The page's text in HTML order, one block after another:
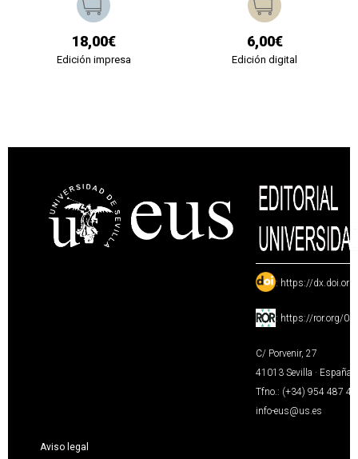
18,00€
Edición impresa
6,00€
Edición digital
: https://
: https://ror.org/
C/ Porvenir, 27
41013 Sevilla · España
Tfno.: (+34) 954 487
info-eus@us.es
Aviso legal